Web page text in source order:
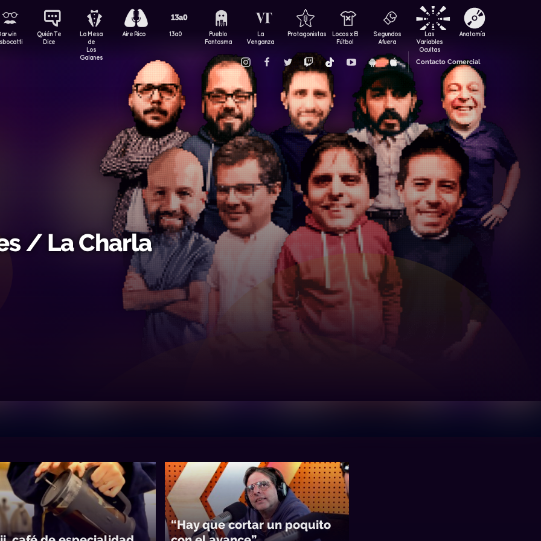
Quién Te
Dice
La Mesa
de
Los
Galanes
Aire Rico 13a0
Pueblo
Fantasma
La
Venganza
Protagonistas
Locos x El
Fútbol
Segundos
Afuera
Las
Variables
Ocultas
Anatomía
Contacto Comercial
/ La Charla
“Hay que cortar un poquito